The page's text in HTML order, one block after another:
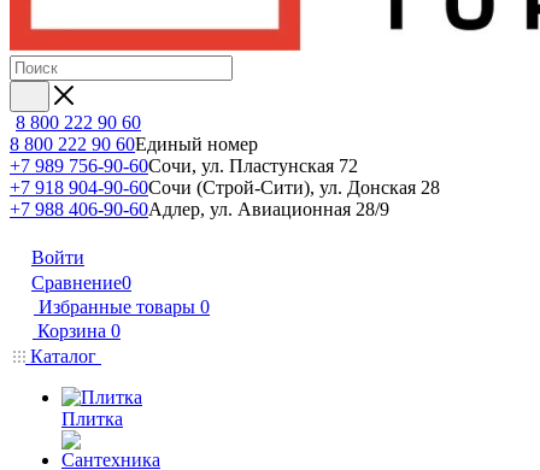
8 800 222 90 60
8 800 222 90 60Единый номер
+7 989 756-90-60Сочи, ул. Пластунская 72
+7 918 904-90-60Сочи (Строй-Сити), ул. Донская 28
+7 988 406-90-60Адлер, ул. Авиационная 28/9
Войти
Сравнение0
Избранные товары 0
Корзина 0
Каталог
Плитка